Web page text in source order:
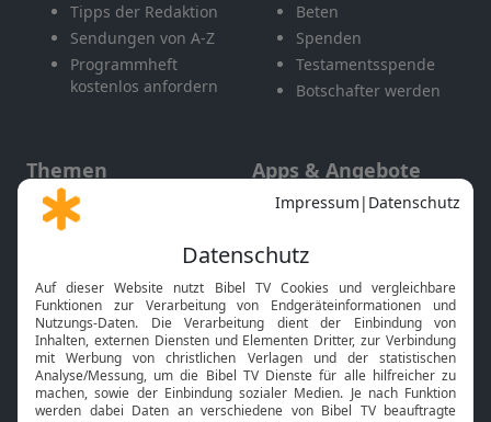
Tipps der Redaktion
Sendungen von A-Z
Programmheft
kostenlos anfordern
Beten
Spenden
Testamentsspende
Botschafter werden
Themen
Gott und Bibel erklärt
Neuigkeiten
Apps & Angebote
Mobile App
Smart TV
HbbTV
Bibelthek Online-Bibel
Nächster Gottesdienst